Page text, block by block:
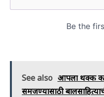
See also आपला थक्क
समजण्यासाठी